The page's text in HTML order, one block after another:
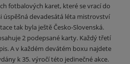
fotbalových karet, které se vrací do
úspěšná devadesátá léta mistrovství
tak byla ještě Česko-Slovenská.
2 podepsané karty. Každý třetí
A v každém devátém boxu najdete
k 35. výročí této jedinečné akce.